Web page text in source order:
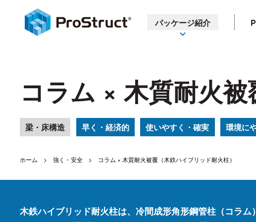
パッケージ紹介
コラム × 木質耐火被
梁・床構造 早く・経済的 使いやすく・確実 環境に
ホーム 強く・安全 コラム × 木質耐火被覆（木鉄ハイブリッド耐火柱）
木鉄ハイブリッド耐火柱は、冷間成形角形鋼管柱（コラ